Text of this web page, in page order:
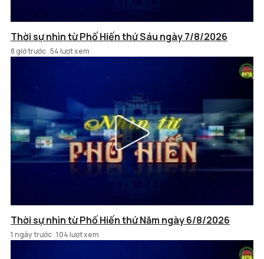
Thời sự nhìn từ Phố Hiến thứ Sáu ngày 7/8/2026
8 giờ trước 54 lượt xem
Thời sự nhìn từ Phố Hiến thứ Năm ngày 6/8/2026
1 ngày trước 104 lượt xem